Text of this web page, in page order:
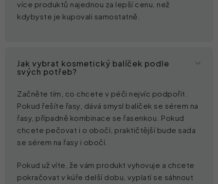
více produktů najednou za lepší cenu, než
kdybyste je kupovali samostatně.
Jak vybrat kosmetický balíček podle
svých potřeb?
Začněte tím, co chcete v péči nejvíc podpořit.
Pokud řešíte řasy, dává smysl balíček se sérem na
řasy, případně kombinace se řasenkou. Pokud
chcete pečovat i o obočí, praktičtější bude sada
se sérem na řasy i obočí.
Pokud už víte, že vám produkt vyhovuje a chcete
pokračovat v kúře delší dobu, vyplatí se sáhnout